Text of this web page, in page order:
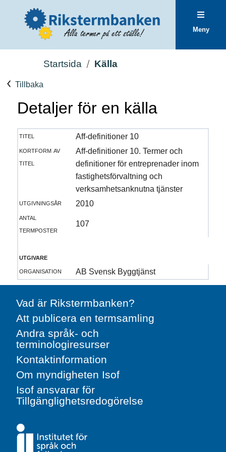
Meny
Startsida Källa
Tillbaka
Detaljer för en källa
titel
Aff-definitioner 10
kortform av
titel
Aff-definitioner 10. Termer och
definitioner för entreprenader inom
fastighetsförvaltning och
verksamhetsanknutna tjänster
utgivningsår
2010
antal
termposter
107
utgivare
organisation
AB Svensk Byggtjänst
Vad är Rikstermbanken?
Att publicera en termsamling
Andra språk- och
terminologiresurser
Kontaktinformation
Om myndigheten Isof
Isof ansvarar för
Tillgänglighetsredogörelse